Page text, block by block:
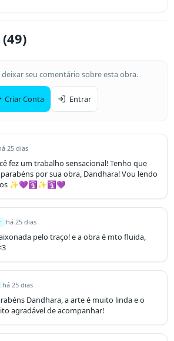
49)
deixar seu comentário sobre esta obra.
Criar Conta Entrar
25 dias
fez um trabalho sensacional! Tenho que
por sua obra, Dandhara! Vou lendo
✨️💜🛐✨️🛐💜
há 25 dias
pelo traço! e a obra é mto fluida,
há 25 dias
Dandhara, a arte é muito linda e o
agradável de acompanhar!